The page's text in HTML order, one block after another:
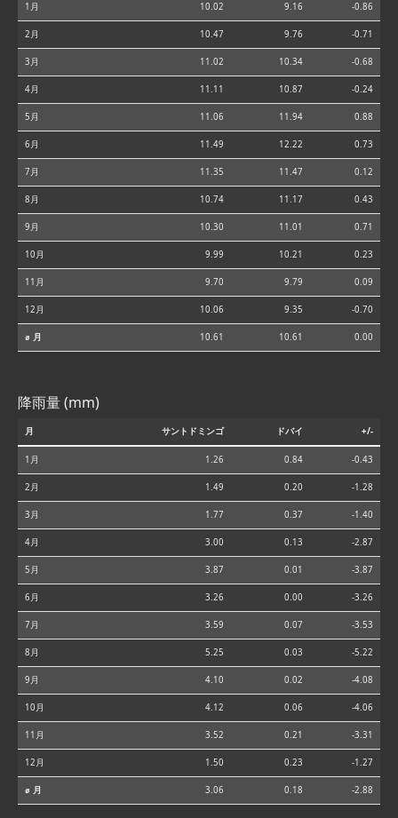
1月 10.02 9.16 -0.86
2月 10.47 9.76 -0.71
3月 11.02 10.34 -0.68
4月 11.11 10.87 -0.24
5月 11.06 11.94 0.88
6月 11.49 12.22 0.73
7月 11.35 11.47 0.12
8月 10.74 11.17 0.43
9月 10.30 11.01 0.71
10月 9.99 10.21 0.23
11月 9.70 9.79 0.09
12月 10.06 9.35 -0.70
⌀ 月 10.61 10.61 0.00
降雨量 (mm)
月 サントドミンゴ ドバイ +/-
1月 1.26 0.84 -0.43
2月 1.49 0.20 -1.28
3月 1.77 0.37 -1.40
4月 3.00 0.13 -2.87
5月 3.87 0.01 -3.87
6月 3.26 0.00 -3.26
7月 3.59 0.07 -3.53
8月 5.25 0.03 -5.22
9月 4.10 0.02 -4.08
10月 4.12 0.06 -4.06
11月 3.52 0.21 -3.31
12月 1.50 0.23 -1.27
⌀ 月 3.06 0.18 -2.88